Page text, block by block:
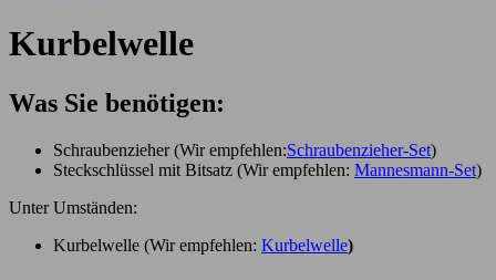
Kurbelwelle
Was Sie benötigen:
Schraubenzieher (Wir empfehlen:Schraubenzieher-Set)
Steckschlüssel mit Bitsatz (Wir empfehlen: Mannesmann-Set)
Unter Umständen:
Kurbelwelle (Wir empfehlen: Kurbelwelle)